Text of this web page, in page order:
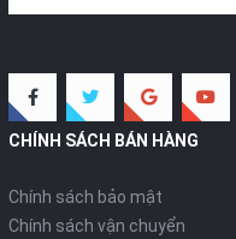
CHÍNH SÁCH BÁN HÀNG
Chính sách bảo mật
Chính sách vận chuyển